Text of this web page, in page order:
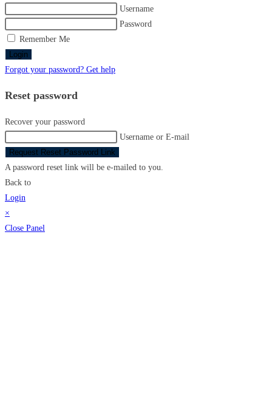
Username
Password
Remember Me
Login
Forgot your password? Get help
Reset password
Recover your password
Username or E-mail
Request Reset Password Link
A password reset link will be e-mailed to you.
Back to
Login
×
Close Panel